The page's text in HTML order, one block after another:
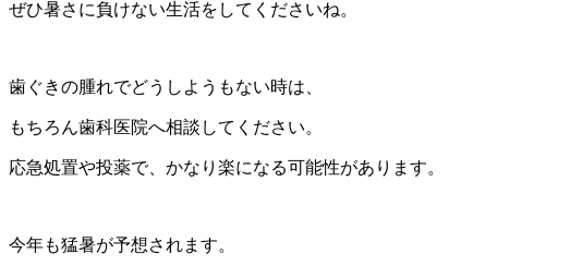
ぜひ暑さに負けない生活をしてくださいね。
歯ぐきの腫れでどうしようもない時は、
もちろん歯科医院へ相談してください。
応急処置や投薬で、かなり楽になる可能性があります。
今年も猛暑が予想されます。